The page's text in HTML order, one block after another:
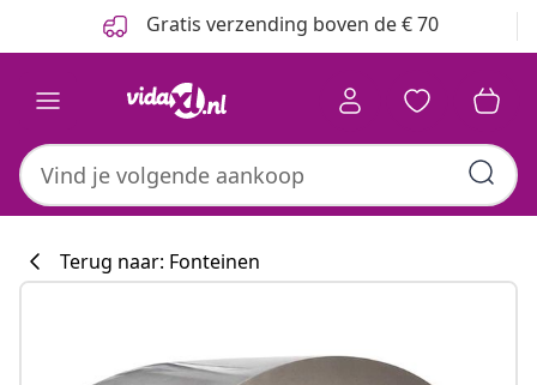
Gratis verzending boven de € 70
Terug naar: Fonteinen